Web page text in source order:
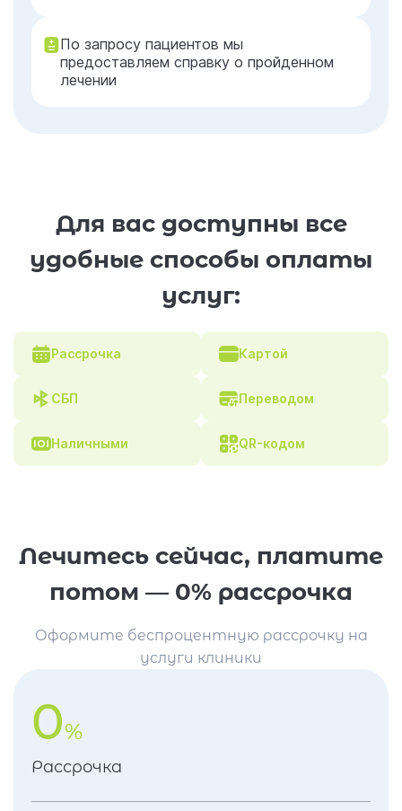
По запросу пациентов мы
предоставляем справку о пройденном
лечении
Для вас доступны все
удобные способы оплаты
услуг:
Рассрочка Картой
СБП Переводом
Наличными QR-кодом
Лечитесь сейчас, платите
потом — 0% рассрочка
Оформите беспроцентную рассрочку на
услуги клиники
0%
Рассрочка